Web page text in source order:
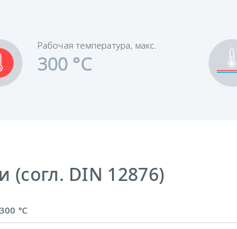
Рабочая температура, макс.
300 °C
(согл. DIN 12876)
°C